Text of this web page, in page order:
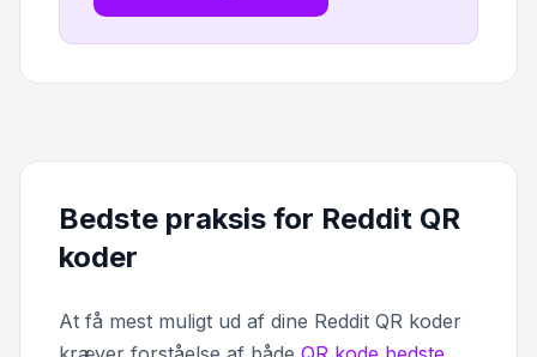
Bedste praksis for Reddit QR
koder
At få mest muligt ud af dine Reddit QR koder